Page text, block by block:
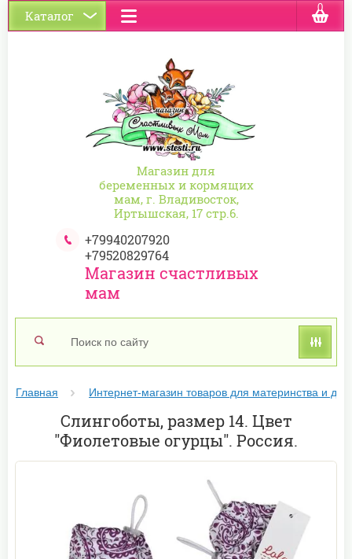
Магазин для
беременных и кормящих
мам, г. Владивосток,
Иртышская, 17 стр.6.
+79940207920
+79520829764
Магазин счастливых
мам
Главная Интернет-магазин товаров для материнства и
Слингоботы, размер 14. Цвет
"Фиолетовые огурцы". Россия.
0
Каталог